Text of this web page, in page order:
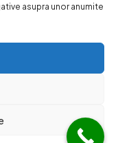
asupra unor anumite
Web Hotel